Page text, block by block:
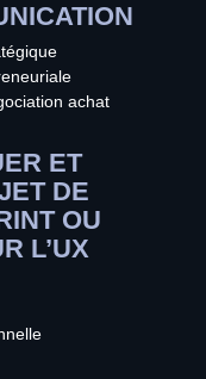
achat
ET
DE
OU
L’UX